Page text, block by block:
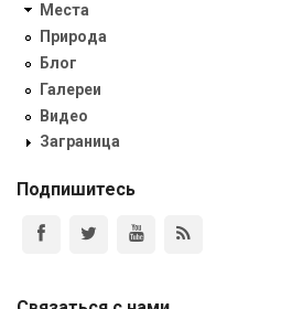
Места
Природа
Блог
Галереи
Видео
Заграница
Подпишитесь